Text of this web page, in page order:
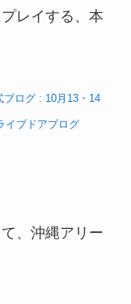
レイする、本
ログ : 10月13・14
イブドアブログ
、沖縄アリー